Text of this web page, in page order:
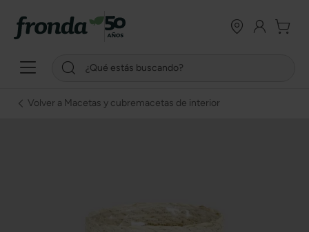
Volver a Macetas y cubremacetas de interior